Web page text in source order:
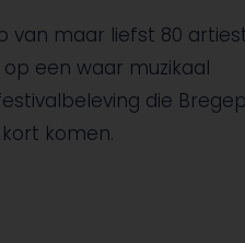
van maar liefst 80
een waar muzikaal
die
komen.